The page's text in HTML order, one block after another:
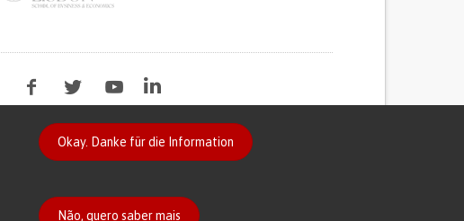
Okay. Danke für die Information
Não, quero saber mais